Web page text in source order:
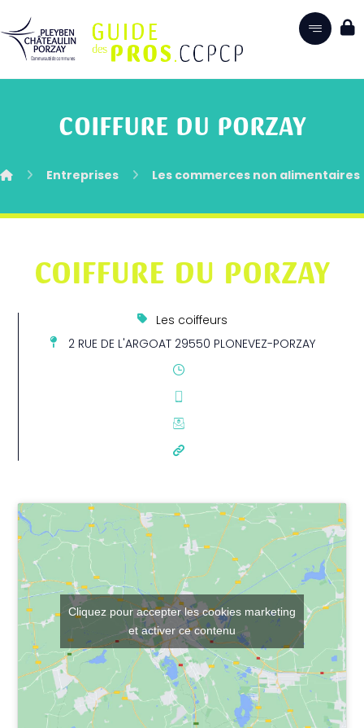
COIFFURE DU PORZAY
Entreprises Les commerces non alimentaires
COIFFURE DU PORZAY
Les coiffeurs
2 RUE DE L'ARGOAT 29550 PLONEVEZ-PORZAY
Cliquez pour accepter les cookies marketing
et activer ce contenu